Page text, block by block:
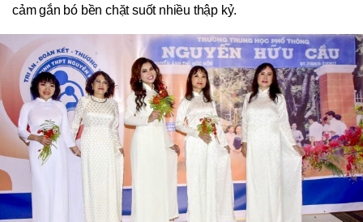
cảm gắn bó bền chặt suốt nhiều thập kỷ.